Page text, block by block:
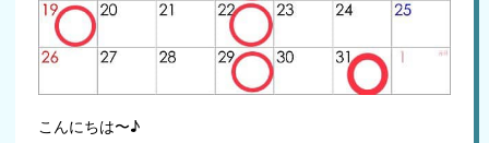
こんにちは〜♪